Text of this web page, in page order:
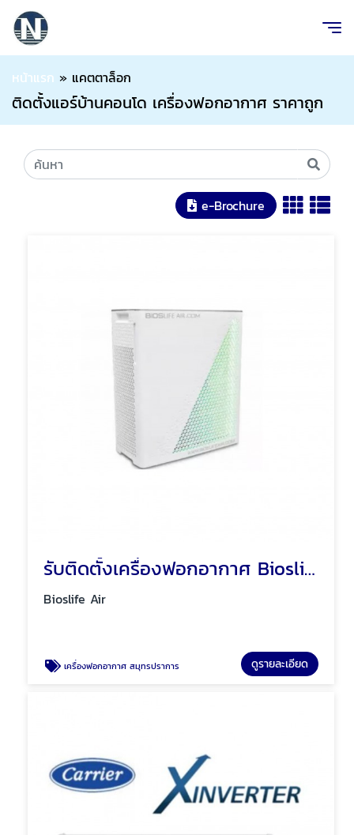
หน้าแรก » แคตตาล็อก
ติดตั้งแอร์บ้านคอนโด เครื่องฟอกอากาศ ราคาถูก
e-Brochure
รับติดตั้งเครื่องฟอกอากาศ Bioslife Air
Bioslife Air
เครื่องฟอกอากาศ สมุทรปราการ ดูรายละเอียด